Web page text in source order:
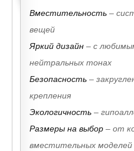
Вместительность –
вещей
Яркий дизайн – с
нейтральных тонах
Безопасность –
крепления
Экологичность –
Размеры на выбор – от
вместительных моделей